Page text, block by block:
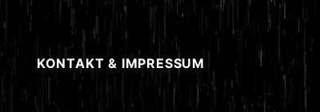
KONTAKT & IMPRESSUM